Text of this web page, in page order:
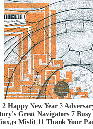
2 Happy New Year 3
Great Navigators 7
Misfit 11 Thank Your